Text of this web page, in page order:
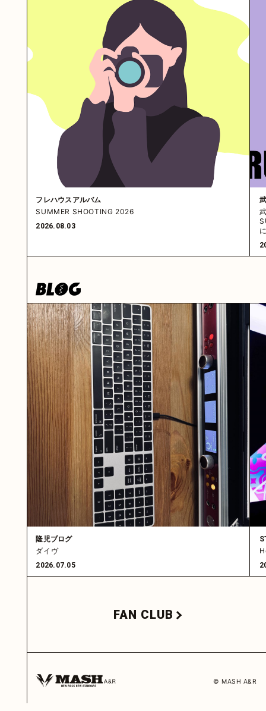
フレハウスアルバム
SUMMER SHOOTING 2026
2026.08.03
隆児ブログ
ダイヴ
2026.07.05
FAN CLUB
© MASH A&R